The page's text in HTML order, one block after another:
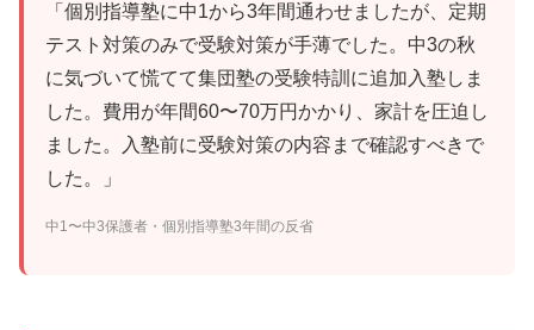
「個別指導塾に中1から3年間通わせましたが、定期
テスト対策のみで受験対策が手薄でした。中3の秋
に気づいて慌てて集団塾の受験特訓に追加入塾しま
した。費用が年間60〜70万円かかり、家計を圧迫し
ました。入塾前に受験対策の内容まで確認すべきで
した。」
中1〜中3保護者・個別指導塾3年間の反省